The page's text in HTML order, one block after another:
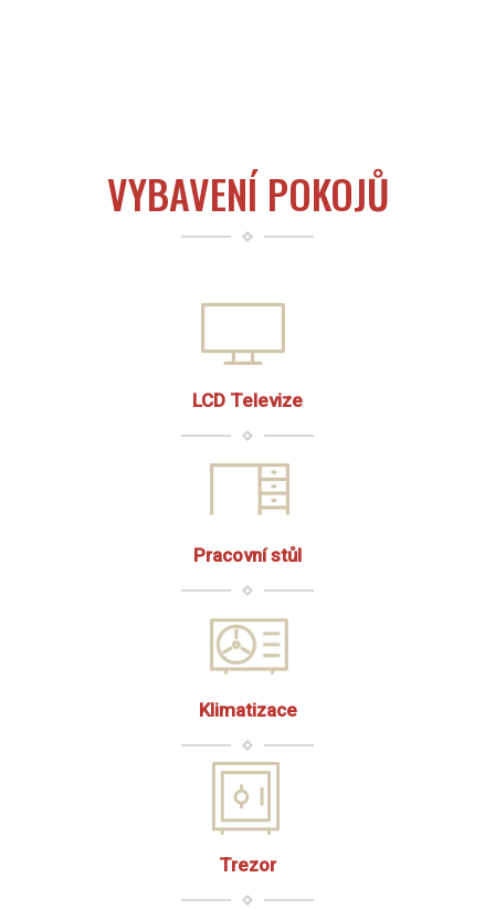
VYBAVENÍ POKOJŮ
LCD Televize
Pracovní stůl
Klimatizace
Trezor